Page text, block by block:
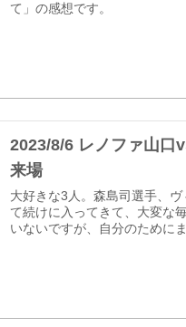
て」の感想です。
2023/8/6 レノファ山口
来場
大好きな3人。森島司選手、
て続けに入ってきて、大変な
いないですが、自分のために